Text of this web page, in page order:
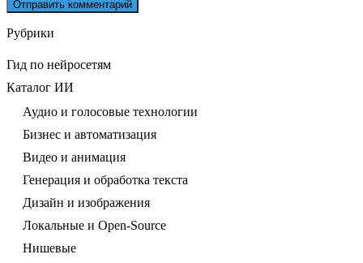
Рубрики
Гид по нейросетям
Каталог ИИ
Аудио и голосовые технологии
Бизнес и автоматизация
Видео и анимация
Генерация и обработка текста
Дизайн и изображения
Локальные и Open-Source
Нишевые